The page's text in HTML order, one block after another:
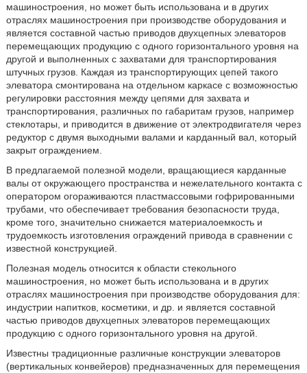
машиностроения, но может быть использована и в других
отраслях машиностроения при производстве оборудования и
является составной частью приводов двухцепных элеваторов
перемещающих продукцию с одного горизонтального уровня на
другой и выполненных с захватами для транспортирования
штучных грузов. Каждая из транспортирующих цепей такого
элеватора смонтирована на отдельном каркасе с возможностью
регулировки расстояния между цепями для захвата и
транспортирования, различных по габаритам грузов, например
стеклотары, и приводится в движение от электродвигателя через
редуктор с двумя выходными валами и карданный вал, который
закрыт ограждением.
В предлагаемой полезной модели, вращающиеся карданные
валы от окружающего пространства и нежелательного контакта с
оператором огораживаются пластмассовыми гофрированными
трубами, что обеспечивает требования безопасности труда,
кроме того, значительно снижается материалоемкость и
трудоемкость изготовления ограждений привода в сравнении с
известной конструкцией.
Полезная модель относится к области стекольного
машиностроения, но может быть использована и в других
отраслях машиностроения при производстве оборудования для:
индустрии напитков, косметики, и др. и является составной
частью приводов двухцепных элеваторов перемещающих
продукцию с одного горизонтального уровня на другой.
Известны традиционные различные конструкции элеваторов
(вертикальных конвейеров) предназначенных для перемещения